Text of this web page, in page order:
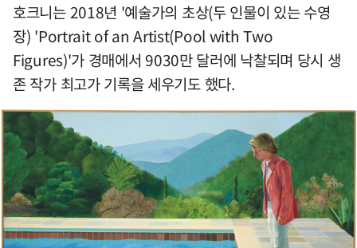
호크니는 2018년 '예술가의 초상(두 인물이 있는 수영
장) 'Portrait of an Artist(Pool with Two
Figures)'가 경매에서 9030만 달러에 낙찰되며 당시 생
존 작가 최고가 기록을 세우기도 했다.